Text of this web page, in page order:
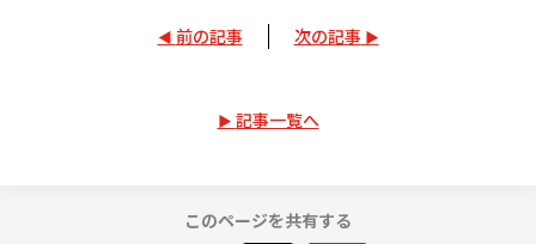
前の記事 次の記事
記事一覧へ
このページを共有する